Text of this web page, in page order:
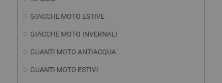
GIACCHE MOTO ESTIVE
GIACCHE MOTO INVERNALI
GUANTI MOTO ANTIACQUA
GUANTI MOTO ESTIVI